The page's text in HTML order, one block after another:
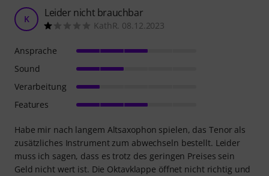
K Leider nicht brauchbar
KathR. 08.12.2023
Habe mir nach langem Altsaxophon spielen, das Tenor als
zusätzliches Instrument zum abwechseln bestellt. Leider
muss ich sagen, dass es trotz des geringen Preises sein
Geld nicht wert ist. Die Oktavklappe öffnet nicht richtig und
Ansprache
Sound
Verarbeitung
Features